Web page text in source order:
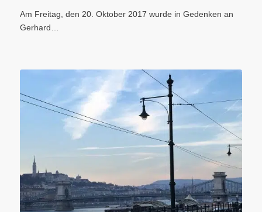
Am Freitag, den 20. Oktober 2017 wurde in Gedenken an
Gerhard…